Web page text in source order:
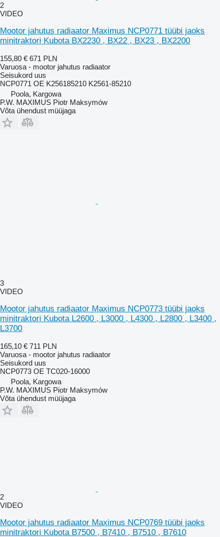
2
VIDEO
Mootor jahutus radiaator Maximus NCP0771 tüübi jaoks
minitraktori Kubota BX2230 , BX22 , BX23 , BX2200
155,80 € 671 PLN
Varuosa - mootor jahutus radiaator
Seisukord uus
NCP0771 OE K256185210 K2561-85210
Poola, Kargowa
P.W. MAXIMUS Piotr Maksymów
Võta ühendust müüjaga
3
VIDEO
Mootor jahutus radiaator Maximus NCP0773 tüübi jaoks
minitraktori Kubota L2600 , L3000 , L4300 , L2800 , L3400 ,
L3700
165,10 € 711 PLN
Varuosa - mootor jahutus radiaator
Seisukord uus
NCP0773 OE TC020-16000
Poola, Kargowa
P.W. MAXIMUS Piotr Maksymów
Võta ühendust müüjaga
2
VIDEO
Mootor jahutus radiaator Maximus NCP0769 tüübi jaoks
minitraktori Kubota B7500 , B7410 , B7510 , B7610